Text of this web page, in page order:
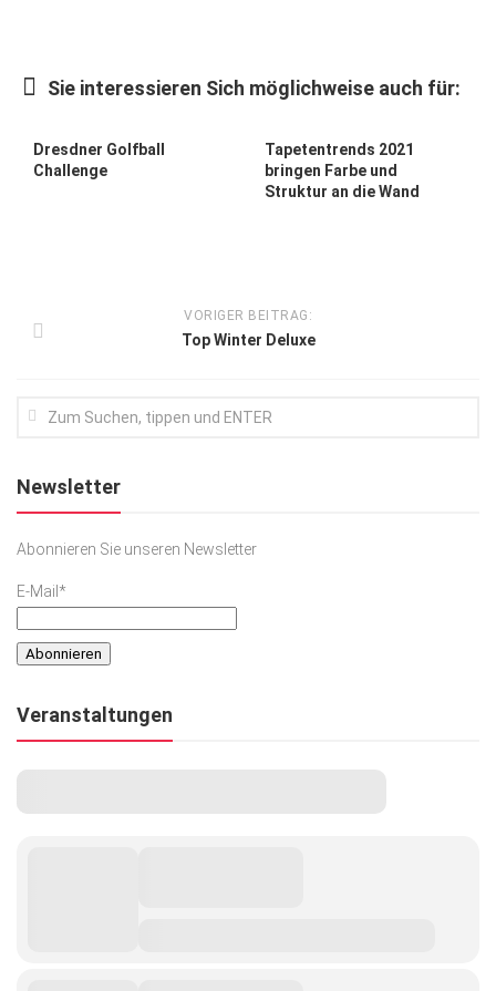
Lifestyle
Podcast
Sie interessieren Sich möglichweise auch für:
Dresdner Golfball
Challenge
Tapetentrends 2021
bringen Farbe und
Struktur an die Wand
VORIGER BEITRAG:
Top Winter Deluxe
Newsletter
Abonnieren Sie unseren Newsletter
E-Mail*
Veranstaltungen